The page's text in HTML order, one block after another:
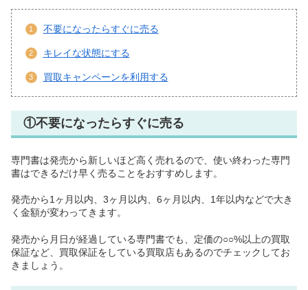
不要になったらすぐに売る
キレイな状態にする
買取キャンペーンを利用する
①不要になったらすぐに売る
専門書は発売から新しいほど高く売れるので、使い終わった専門
書はできるだけ早く売ることをおすすめします。
発売から1ヶ月以内、3ヶ月以内、6ヶ月以内、1年以内などで大き
く金額が変わってきます。
発売から月日が経過している専門書でも、定価の○○%以上の買取
保証など、買取保証をしている買取店もあるのでチェックしてお
きましょう。